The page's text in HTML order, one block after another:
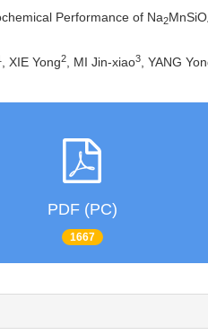
Performance of Na2MnSiO
, XIE Yong2 , MI Jin-xiao3 , YANG
PDF (PC)
1667